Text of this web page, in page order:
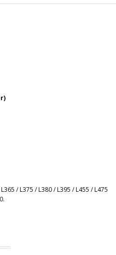
/ L375 / L380 / L395 / L455 / L475